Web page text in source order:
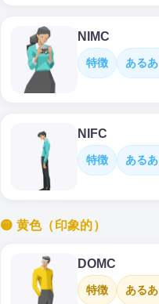
NIMC
特徴 ある
NIFC
特徴 ある
🟡 黄色（印象的）
DOMC
特徴 ある